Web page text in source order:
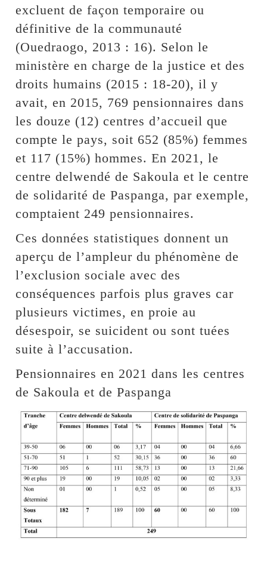
excluent de façon temporaire ou
définitive de la communauté
(Ouedraogo, 2013 : 16). Selon le
ministère en charge de la justice et des
droits humains (2015 : 18-20), il y
avait, en 2015, 769 pensionnaires dans
les douze (12) centres d’accueil que
compte le pays, soit 652 (85%) femmes
et 117 (15%) hommes. En 2021, le
centre delwendé de Sakoula et le centre
de solidarité de Paspanga, par exemple,
comptaient 249 pensionnaires.
Ces données statistiques donnent un
aperçu de l’ampleur du phénomène de
l’exclusion sociale avec des
conséquences parfois plus graves car
plusieurs victimes, en proie au
désespoir, se suicident ou sont tuées
suite à l’accusation.
Pensionnaires en 2021 dans les centres
de Sakoula et de Paspanga